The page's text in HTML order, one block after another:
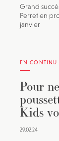
Grand
Perret en
janvier
EN CONTINU
Pour
Kids
29.02.24